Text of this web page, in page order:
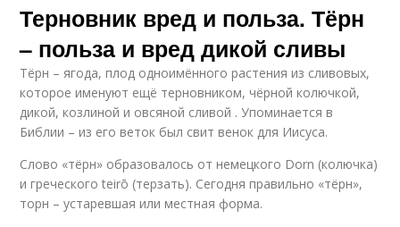
Терновник вред и польза. Тёрн
– польза и вред дикой сливы
Тёрн – ягода, плод одноимённого растения из сливовых,
которое именуют ещё терновником, чёрной колючкой,
дикой, козлиной и овсяной сливой . Упоминается в
Библии – из его веток был свит венок для Иисуса.
Слово «тёрн» образовалось от немецкого Dorn (колючка)
и греческого teirō (терзать). Сегодня правильно «тёрн»,
торн – устаревшая или местная форма.